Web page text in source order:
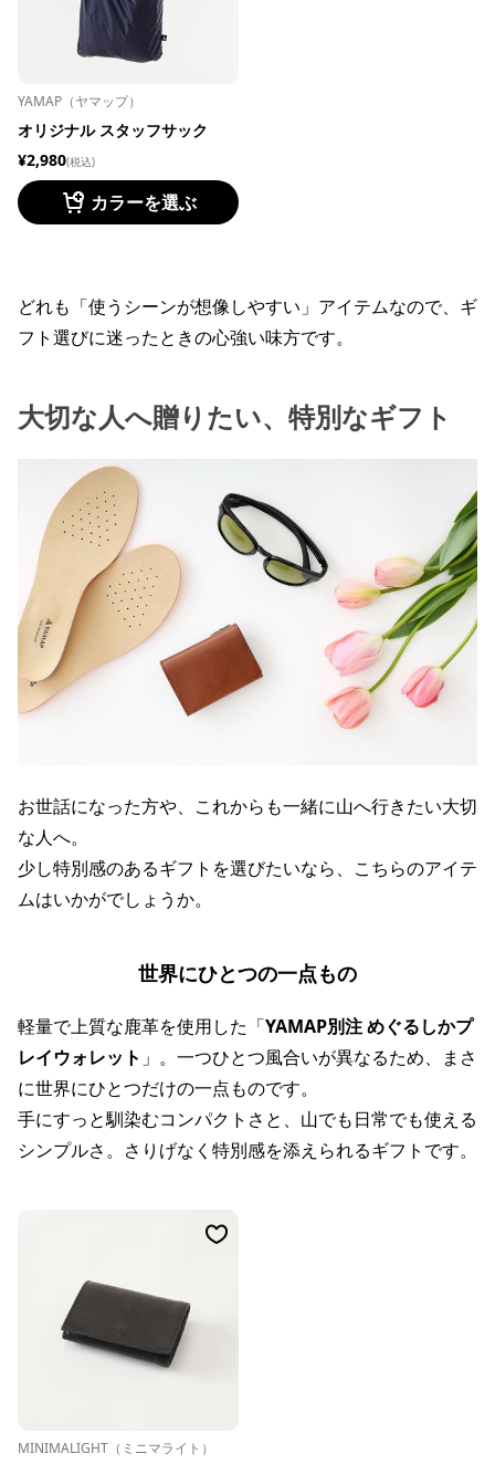
YAMAP（ヤマップ）
オリジナル スタッフサック
¥2,980(税込)
カラーを選ぶ
どれも「使うシーンが想像しやすい」アイテムなので、ギ
フト選びに迷ったときの心強い味方です。
大切な人へ贈りたい、特別なギフト
お世話になった方や、これからも一緒に山へ行きたい大切
な人へ。
少し特別感のあるギフトを選びたいなら、こちらのアイテ
ムはいかがでしょうか。
世界にひとつの一点もの
軽量で上質な鹿革を使用した「YAMAP別注 めぐるしかプ
レイウォレット 」。一つひとつ風合いが異なるため、まさ
に世界にひとつだけの一点ものです。
手にすっと馴染むコンパクトさと、山でも日常でも使える
シンプルさ。さりげなく特別感を添えられるギフトです。
MINIMALIGHT（ミニマライト）